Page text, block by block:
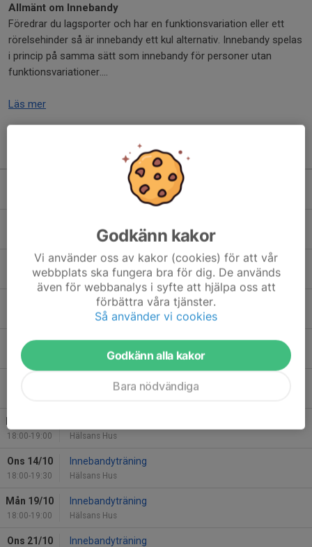
Allmänt om Innebandy
Föredrar du lagsporter och har en funktionsvariation eller ett
rörelsehinder så är innebandy ett kul alternativ. Innebandy spelas
i princip på samma sätt som innebandy för personer utan
funktionsvariationer....
Läs mer
Kommande aktiviteter
Innebandyträning
Hälsans Hus
Mån 28/9
18:00-19:00
Innebandyträning
Hälsans Hus
Innebandyträning
Hälsans Hus
Mån 5/10
18:00-19:00
Innebandyträning
Hälsans Hus
Innebandyträning
18:00-19:00 Hälsans Hus
Ons 14/10
18:00-19:30
Innebandyträning
Hälsans Hus
Mån 19/10
18:00-19:00
Innebandyträning
Hälsans Hus
Ons 21/10 Innebandyträning
Godkänn kakor
Vi använder oss av kakor (cookies) för att vår
webbplats ska fungera bra för dig. De används
även för webbanalys i syfte att hjälpa oss att
förbättra våra tjänster.
Så använder vi cookies
Godkänn alla kakor
Bara nödvändiga